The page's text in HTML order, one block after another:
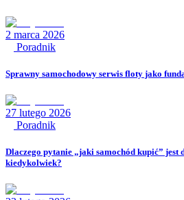
2 marca 2026
Poradnik
Sprawny samochodowy serwis floty jako
27 lutego 2026
Poradnik
Dlaczego pytanie „jaki samochód kupić” jest
kiedykolwiek?